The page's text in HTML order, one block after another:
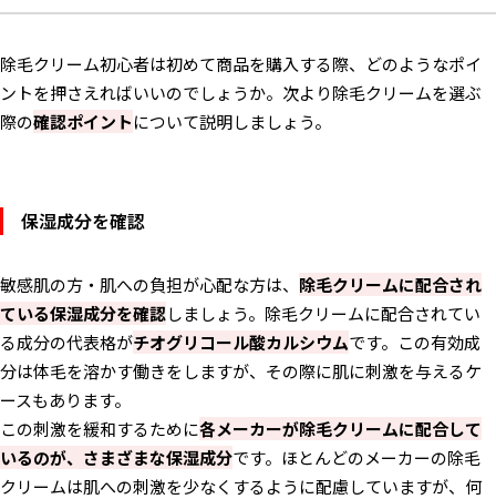
除毛クリーム初心者は初めて商品を購入する際、どのようなポイ
ントを押さえればいいのでしょうか。次より除毛クリームを選ぶ
際の確認ポイントについて説明しましょう。
保湿成分を確認
敏感肌の方・肌への負担が心配な方は、 除毛クリームに配合され
ている保湿成分を確認しましょう。除毛クリームに配合されてい
る成分の代表格がチオグリコール酸カルシウムです。この有効成
分は体毛を溶かす働きをしますが、その際に肌に刺激を与えるケ
ースもあります。
この刺激を緩和するために各メーカーが除毛クリームに配合して
いるのが、さまざまな保湿成分です。ほとんどのメーカーの除毛
クリームは肌への刺激を少なくするように配慮していますが、何